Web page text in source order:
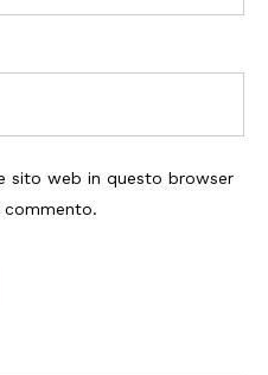
sito web in questo browser